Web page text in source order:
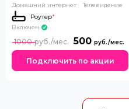
Домашний интернет
Телевидение
Роутер*
Включен
500
1000
Подключить по акции